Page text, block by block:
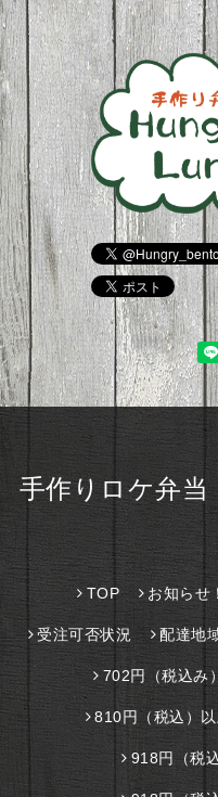
手作りロケ弁
TOP お知らせ
受注可否状況 配達地
702円（税込み
810円（税込）
918円（税